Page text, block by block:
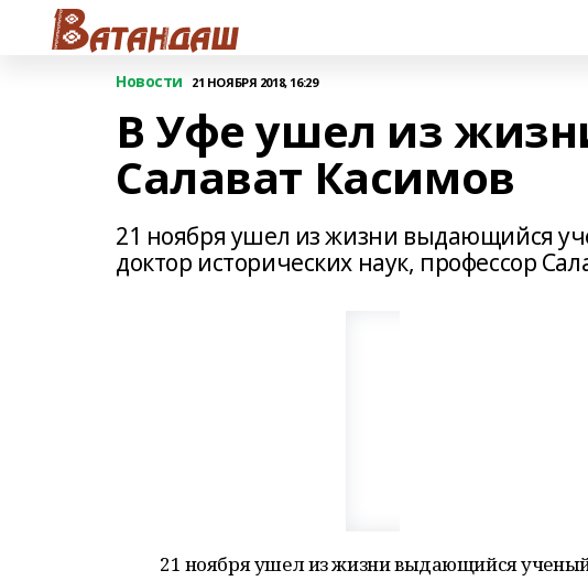
Новости 21 НОЯБРЯ 2018, 16:29
В Уфе ушел из
Салават Касимов
21 ноября ушел из жизни выдающийся
доктор исторических наук, профессор
21 ноября ушел из жизни выдающийся